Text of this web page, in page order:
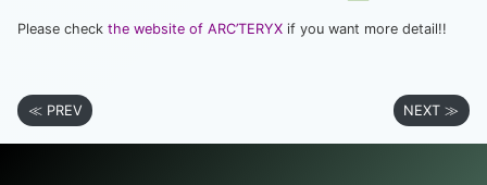
Please check the website of ARC’TERYX if you want more detail!!
≪ PREV NEXT ≫